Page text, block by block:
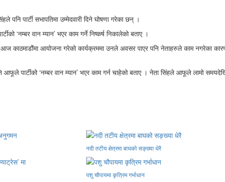
पार्टी सभापतिमा उम्मेदवारी दिने घोषणा गरेका छन् ।
‘नम्बर वान म्यान’ भएर काम गर्ने निष्कर्ष निकालेको बताए ।
काठमाडौंमा आयोजना गरेको कार्यक्रममा उनले अवसर पाएर पनि नेताहरुले काम नगरेका
पार्टीको ‘नम्बर वान म्यान’ भएर काम गर्न चाहेको बताए । नेता सिंहले आफूले लामो
नदी तटीय क्षेत्रमा बाघको सङ्ख्या धेरै
पशु चौपायमा कृत्रिम गर्भाधान